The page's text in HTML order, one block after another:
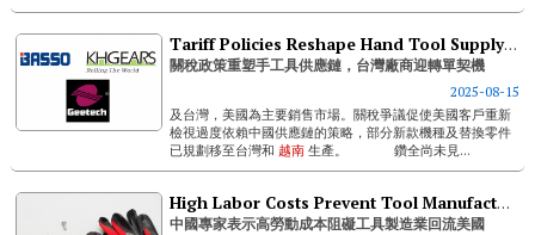
Tariff Policies Reshape Hand Tool Supply Chains, Opening New Opportunities For Taiwanese Manufacturers
關稅政策重塑手工具供應鏈，台灣廠商迎轉單契機
2025-08-15
及台灣，美國為主要銷售市場。關稅爭議促使美國客戶重新
檢視過度依賴中國供應鏈的策略，部分新款機種及替換零件
已規劃移至台灣和 越南生產。 鑽全尚未見...
High Labor Costs Prevent Tool Manufacturing From Returning To Us, Chinese Experts Say
中國專家表示高勞動成本阻礙工具製造業回流美國